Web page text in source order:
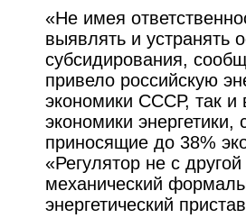
«Не имея
выявлять и устранять
субсидирования,
привело российскую
экономики СССР, так и
экономики
приносящие до 38%
«Регулятор не с
механический
энергетический